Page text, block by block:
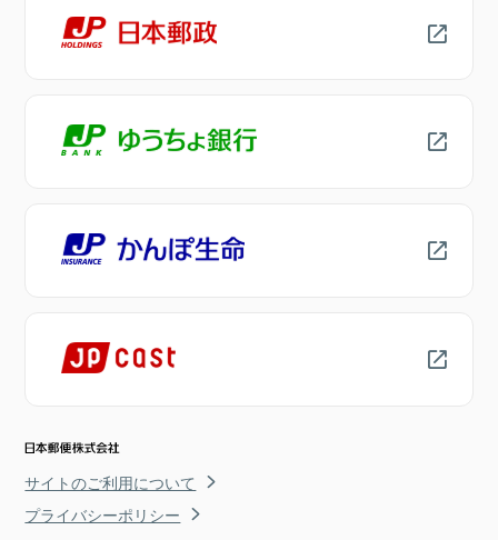
サイトのご利用について
プライバシーポリシー